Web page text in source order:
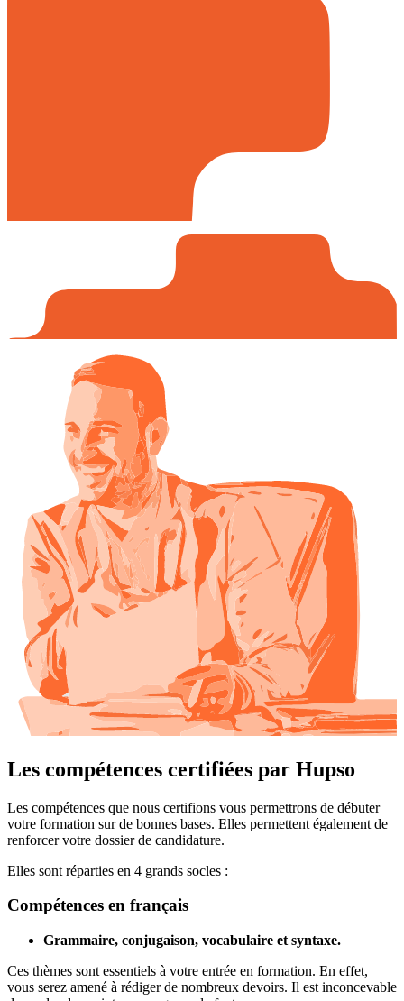
Les compétences certifiées par Hupso
Les compétences que nous certifions vous permettrons de débuter
votre formation sur de bonnes bases. Elles permettent également de
renforcer votre dossier de candidature.
Elles sont réparties en 4 grands socles :
Compétences en français
Grammaire, conjugaison, vocabulaire et syntaxe.
Ces thèmes sont essentiels à votre entrée en formation. En effet,
vous serez amené à rédiger de nombreux devoirs. Il est inconcevable